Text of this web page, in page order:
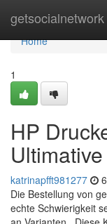
getsocialnetwork
Home
Home
1
HP
katrinapfft981277
Die Bestellung von
echte Schwierigkeit